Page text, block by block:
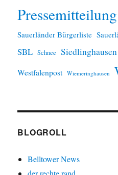
Pressemitteilung
Sauerländer Bürgerliste
SBL Schnee Siedlinghausen
Westfalenpost Wiemeringhausen
BLOGROLL
Belltower News